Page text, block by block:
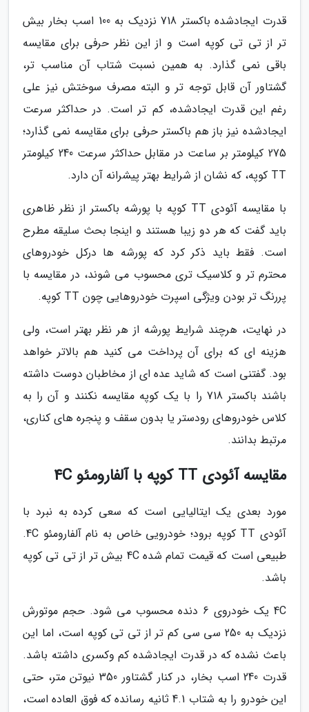
قدرت ایجادشده باکستر 718 نزدیک به 100 اسب بخار بیش
تر از تی تی کوپه است و از این نظر حرفی برای مقایسه
باقی نمی گذارد. به همین نسبت شتاب آن مناسب تر،
گشتاور آن قابل توجه تر و البته مصرف سوختش نیز علی
رغم این قدرت ایجادشده، کم تر است. در حداکثر سرعت
ایجادشده نیز باز هم باکستر حرفی برای مقایسه نمی گذارد؛
275 کیلومتر بر ساعت در مقابل حداکثر سرعت 240 کیلومتر
TT کوپه، که نشان از شرایط بهتر پیشرانه آن دارد.
با مقایسه آئودی TT کوپه با پورشه باکستر از نظر ظاهری
باید گفت که هر دو زیبا هستند و اینجا بحث سلیقه مطرح
است. فقط باید ذکر کرد که پورشه ها درکل خودروهای
محترم تر و کلاسیک تری محسوب می شوند، در مقایسه با
پررنگ تر بودن ویژگی اسپرت خودروهایی چون TT کوپه.
در نهایت، هرچند شرایط پورشه از هر نظر بهتر است، ولی
هزینه ای که برای آن پرداخت می کنید هم بالاتر خواهد
بود. گفتنی است که شاید عده ای از مخاطبان دوست داشته
باشند باکستر 718 را با یک کوپه مقایسه نکنند و آن را به
کلاس خودروهای رودستر یا بدون سقف و پنجره های کناری،
مرتبط بدانند.
مقایسه آئودی TT کوپه با آلفارومئو 4C
مورد بعدی یک ایتالیایی است که سعی کرده به نبرد با
آئودی TT کوپه برود؛ خودرویی خاص به نام آلفارومئو 4C.
طبیعی است که قیمت تمام شده 4C بیش تر از تی تی کوپه
باشد.
4C یک خودروی 6 دنده محسوب می شود. حجم موتورش
نزدیک به 250 سی سی کم تر از تی تی کوپه است، اما این
باعث نشده که در قدرت ایجادشده کم وکسری داشته باشد.
قدرت 240 اسب بخار، در کنار گشتاور 350 نیوتن متر، حتی
این خودرو را به شتاب 4.1 ثانیه رسانده که فوق العاده است،